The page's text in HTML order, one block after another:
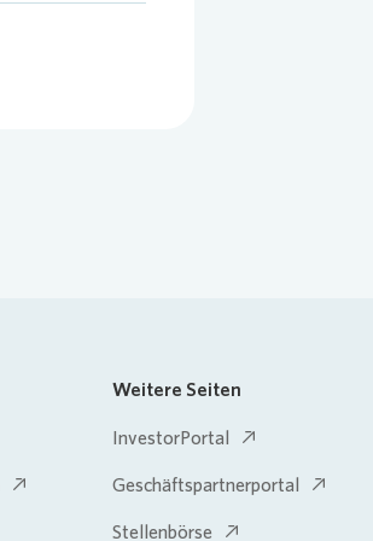
Weitere Seiten
InvestorPortal
Geschäftspartnerportal
Stellenbörse